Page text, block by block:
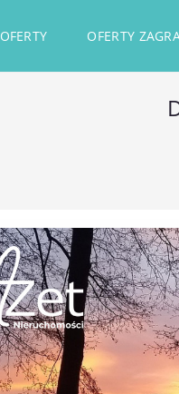
OFERTY OFERTY